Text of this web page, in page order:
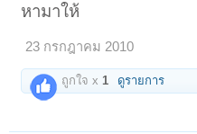
หามาให้
23 กรกฎาคม 2010
ถูกใจ x 1 ดูรายการ